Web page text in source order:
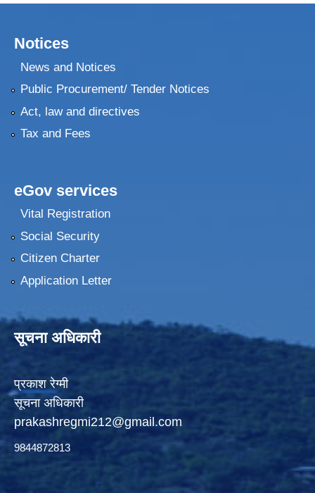
Notices
News and Notices
Public Procurement/ Tender Notices
Act, law and directives
Tax and Fees
eGov services
Vital Registration
Social Security
Citizen Charter
Application Letter
सूचना अधिकारी
प्रकाश रेग्मी
सूचना अधिकारी
prakashregmi212@gmail.com
9844872813